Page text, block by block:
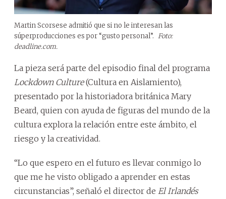
Martin Scorsese admitió que si no le interesan las
súperproducciones es por “gusto personal”. Foto:
deadline.com.
La pieza será parte del episodio final del programa
Lockdown Culture(Cultura en Aislamiento),
presentado por la historiadora británica Mary
Beard, quien con ayuda de figuras del mundo de la
cultura explora la relación entre este ámbito, el
riesgo y la creatividad.
“Lo que espero en el futuro es llevar conmigo lo
que me he visto obligado a aprender en estas
circunstancias”, señaló el director de El Irlandés